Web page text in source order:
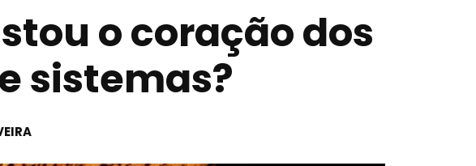
o coração dos
sistemas?